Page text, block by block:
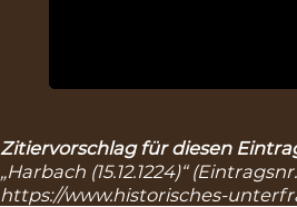
Zitiervorschlag für diesen
„Harbach (15.12.1224)“
https://www.historisches-